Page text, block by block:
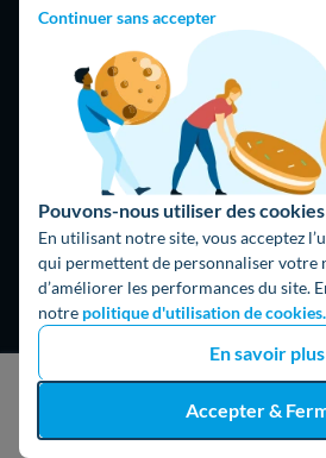
Continuer sans accepter
Pouvons-nous utiliser des cookies
En utilisant notre site, vous acceptez
qui permettent de personnaliser votre
d’améliorer les performances du site.
notre politique d'utilisation de cookies.
En savoir plus
Accepter &
J'obtiens un devis
Hello What
Blog
L'équipe de
Hello Watt